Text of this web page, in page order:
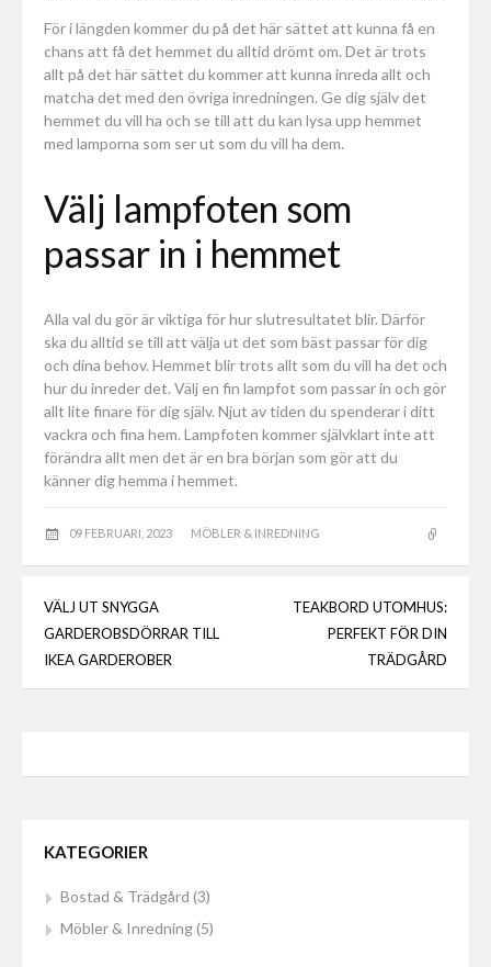
För i längden kommer du på det här sättet att kunna få en
chans att få det hemmet du alltid drömt om. Det är trots
allt på det här sättet du kommer att kunna inreda allt och
matcha det med den övriga inredningen. Ge dig själv det
hemmet du vill ha och se till att du kan lysa upp hemmet
med lamporna som ser ut som du vill ha dem.
Välj lampfoten som
passar in i hemmet
Alla val du gör är viktiga för hur slutresultatet blir. Därför
ska du alltid se till att välja ut det som bäst passar för dig
och dina behov. Hemmet blir trots allt som du vill ha det och
hur du inreder det. Välj en fin lampfot som passar in och gör
allt lite finare för dig själv. Njut av tiden du spenderar i ditt
vackra och fina hem. Lampfoten kommer självklart inte att
förändra allt men det är en bra början som gör att du
känner dig hemma i hemmet.
09 FEBRUARI, 2023 MÖBLER & INREDNING
Inläggsnavigering
VÄLJ UT SNYGGA
GARDEROBSDÖRRAR TILL
IKEA GARDEROBER
TEAKBORD UTOMHUS:
PERFEKT FÖR DIN
TRÄDGÅRD
KATEGORIER
Bostad & Trädgård (3)
Möbler & Inredning(5)